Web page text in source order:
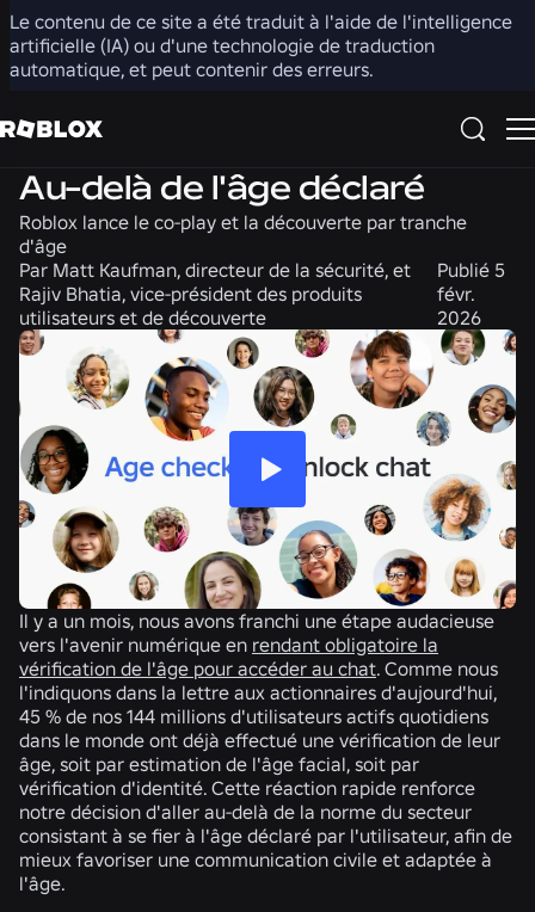
Le contenu de ce site a été traduit à l'aide de l'intelligence
artificielle (IA) ou d'une technologie de traduction
automatique, et peut contenir des erreurs.
Partager
Au-delà de l'âge déclaré
Roblox lance le co-play et la découverte par tranche
d'âge
Par Matt Kaufman, directeur de la sécurité, et
Rajiv Bhatia, vice-président des produits
utilisateurs et de découverte
Publié 5
févr.
2026
Il y a un mois, nous avons franchi une étape audacieuse
vers l'avenir numérique en rendant obligatoire la
vérification de l'âge pour accéder au chat. Comme nous
l'indiquons dans la lettre aux actionnaires d'aujourd'hui,
45 % de nos 144 millions d'utilisateurs actifs quotidiens
dans le monde ont déjà effectué une vérification de leur
âge, soit par estimation de l'âge facial, soit par
vérification d'identité. Cette réaction rapide renforce
notre décision d'aller au-delà de la norme du secteur
consistant à se fier à l'âge déclaré par l'utilisateur, afin de
mieux favoriser une communication civile et adaptée à
l'âge.